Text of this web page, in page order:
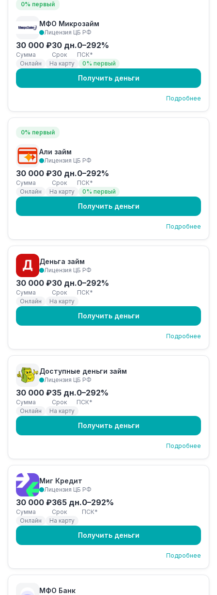
0% первый
МФО Микрозайм
Лицензия ЦБ РФ
30 000 ₽
Сумма
30 дн.
Срок
0–292%
ПСК*
Онлайн
На карту 0% первый
Получить деньги
Подробнее
0% первый
Али займ
Лицензия ЦБ РФ
30 000 ₽
Сумма
30 дн.
Срок
0–292%
ПСК*
Онлайн
На карту 0% первый
Получить деньги
Подробнее
Деньга займ
Лицензия ЦБ РФ
30 000 ₽
Сумма
30 дн.
Срок
0–292%
ПСК*
Онлайн
На карту
Получить деньги
Подробнее
Доступные деньги займ
Лицензия ЦБ РФ
30 000 ₽
Сумма
35 дн.
Срок
0–292%
ПСК*
Онлайн
На карту
Получить деньги
Подробнее
Миг Кредит
Лицензия ЦБ РФ
30 000 ₽
Сумма
365 дн.
Срок
0–292%
ПСК*
Онлайн
На карту
Получить деньги
Подробнее
МФО Банк